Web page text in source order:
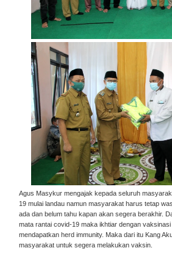
Agus Masykur mengajak kepada seluruh
19 mulai landau namun masyarakat harus tetap
ada dan belum tahu kapan akan segera berakhir.
mata rantai covid-19 maka ikhtiar dengan
mendapatkan herd immunity. Maka dari itu Kang
masyarakat untuk segera melakukan vaksin.